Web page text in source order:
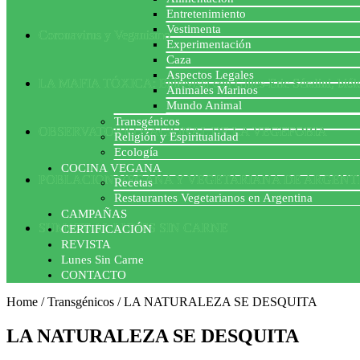
Coronavirus y Veganismo
LA MAFIA TÓXICA: Entrevista con Gilles-Eric Séralini,
OBSERVATORIO NACIONAL DE LA VEGEFOBIA
POBLACION VEGANA Y VEGETARIANA DE
SUMATE AL LUNES SIN CARNE
Entretenimiento
Vestimenta
Experimentación
Caza
Aspectos Legales
Animales Marinos
Mundo Animal
Transgénicos
Religión y Espiritualidad
Ecología
COCINA VEGANA
Recetas
Restaurantes Vegetarianos en Argentina
CAMPAÑAS
CERTIFICACIÓN
REVISTA
Lunes Sin Carne
CONTACTO
Home /Transgénicos /LA NATURALEZA SE DESQUITA
LA NATURALEZA SE DESQUITA